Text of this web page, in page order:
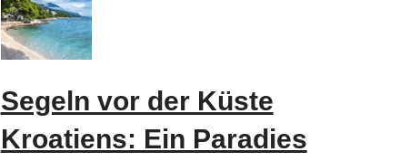
Segeln vor der Küste
Kroatiens: Ein Paradies